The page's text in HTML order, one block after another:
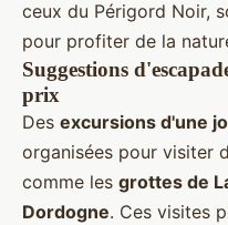
ceux du Périgord Noir,
pour profiter de la
Suggestions
prix
Des excursions d'une
organisées pour visiter
comme les grottes de
Dordogne. Ces visites